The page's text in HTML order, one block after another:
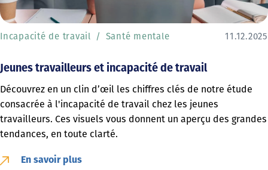
Jeunes travailleurs et incapacité de travail
Incapacité de travail Santé mentale 11.12.2025
Découvrez en un clin d’œil les chiffres clés de notre étude
consacrée à l'incapacité de travail chez les jeunes
travailleurs. Ces visuels vous donnent un aperçu des grandes
tendances, en toute clarté.
En savoir plus